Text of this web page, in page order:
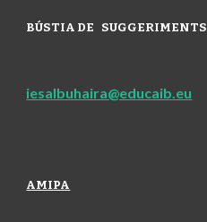
BÚSTIA DE SUGGERIMENTS
iesalbuhaira@educaib.eu
AMIPA